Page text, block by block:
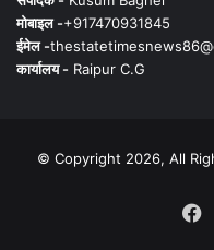
मोबाइल -+917470931845
ईमेल -
कार्यालय - Raipur C.G
© Copyright 2026, All